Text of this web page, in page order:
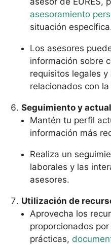
asesoramiento
situación
Los asesores
información sobre
requisitos legales
relacionados con
Seguimiento y
Mantén tu perfil
información más
Realiza un
laborales y las
asesores.
Utilización de
Aprovecha los
proporcionados por
prácticas,